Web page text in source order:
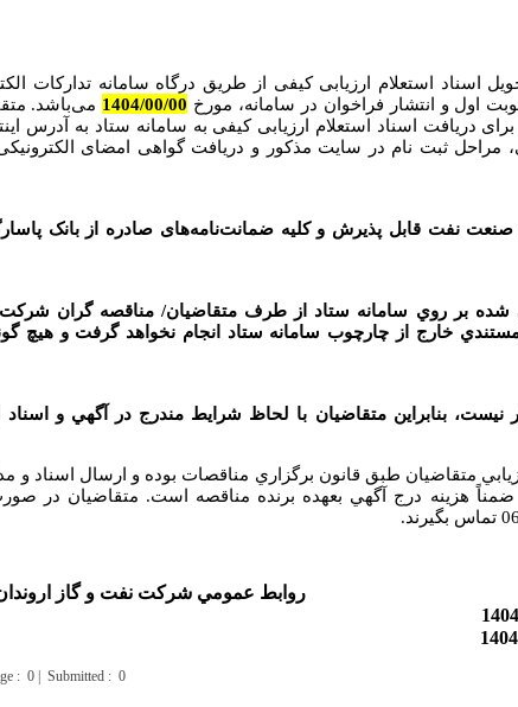
اسناد استعلام ارزیابی کیفی از طریق درگاه سامانه تدارکات
اول و انتشار فراخوان در سامانه، مورخ 00
/0
0
/1404 می‌باشد.
آگهی نوبت دوم، برای دریافت اسناد استعلام ارزیابی کیفی به سامانه ستاد به
ثبت نام در سایت مذکور و دریافت گواهی امضای
نفت قابل پذیرش و کلیه ضمانت‌نامه‌های صادره از بانک
شده بر روي سامانه ستاد از طرف متقاضيان/ مناقصه گران شركت
خارج از چارچوب سامانه ستاد انجام نخواهد گرفت و هيچ
بنابراين متقاضيان با لحاظ شرايط مندرج در آگهي و
متقاضيان طبق قانون برگزاري مناقصات بوده و ارسال اسناد و
هزينه درج آگهي بعهده برنده مناقصه است. متقاضيان در
.
روابط عمومي شركت نفت و گاز
: 0 Submitted : 0